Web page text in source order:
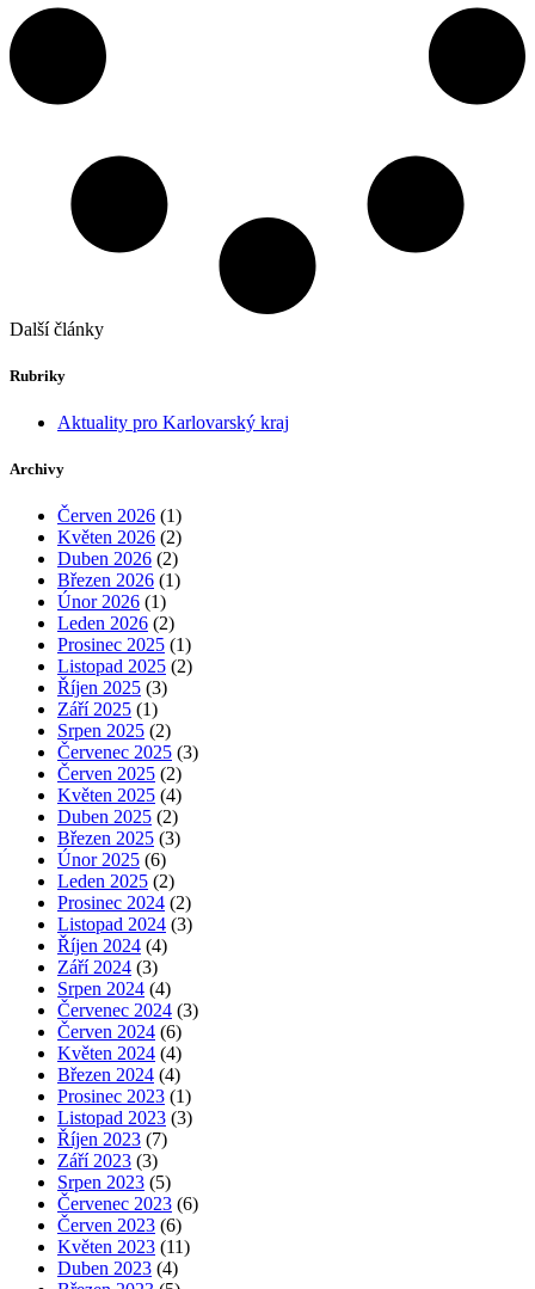
Další články
Rubriky
Aktuality pro Karlovarský kraj
Archivy
Červen 2026 (1)
Květen 2026 (2)
Duben 2026 (2)
Březen 2026 (1)
Únor 2026 (1)
Leden 2026 (2)
Prosinec 2025 (1)
Listopad 2025 (2)
Říjen 2025 (3)
Září 2025 (1)
Srpen 2025 (2)
Červenec 2025 (3)
Červen 2025 (2)
Květen 2025 (4)
Duben 2025 (2)
Březen 2025 (3)
Únor 2025 (6)
Leden 2025 (2)
Prosinec 2024 (2)
Listopad 2024 (3)
Říjen 2024 (4)
Září 2024 (3)
Srpen 2024 (4)
Červenec 2024 (3)
Červen 2024 (6)
Květen 2024 (4)
Březen 2024 (4)
Prosinec 2023 (1)
Listopad 2023 (3)
Říjen 2023 (7)
Září 2023 (3)
Srpen 2023 (5)
Červenec 2023 (6)
Červen 2023 (6)
Květen 2023 (11)
Duben 2023 (4)